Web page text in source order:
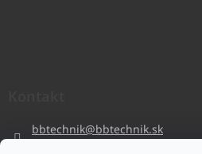
bbtechnik@bbtechnik.sk